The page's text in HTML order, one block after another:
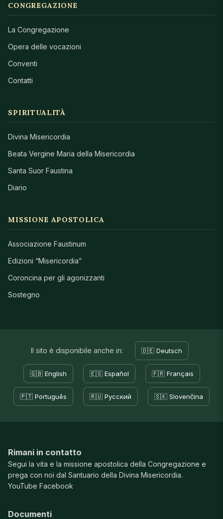
CONGREGAZIONE
La Congregazione
Opera delle vocazioni
Conventi
Contatti
SPIRITUALITÀ
Divina Misericordia
Beata Vergine Maria della Misericordia
Santa Suor Faustina
Diario
MISSIONE APOSTOLICA
Associazione Faustinum
Edizioni “Misericordia”
Coroncina per gli agonizzanti
Sostegno
Il sito è disponibile anche in: 🇩🇪 Deutsch
🇬🇧 English 🇪🇸 Español 🇫🇷 Français
🇵🇹 Português 🇷🇺 Русский 🇸🇰 Slovenčina
Rimani in contatto
Segui la vita e la missione apostolica della Congregazione e
prega con noi dal Santuario della Divina Misericordia.
YouTube Facebook
Documenti